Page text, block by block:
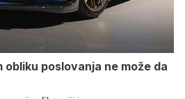
obliku poslovanja ne može da